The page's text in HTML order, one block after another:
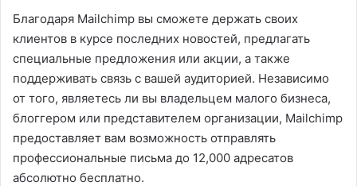
Благодаря Mailchimp вы сможете держать своих
клиентов в курсе последних новостей, предлагать
специальные предложения или акции, а также
поддерживать связь с вашей аудиторией. Независимо
от того, являетесь ли вы владельцем малого бизнеса,
блоггером или представителем организации, Mailchimp
предоставляет вам возможность отправлять
профессиональные письма до 12,000 адресатов
абсолютно бесплатно.